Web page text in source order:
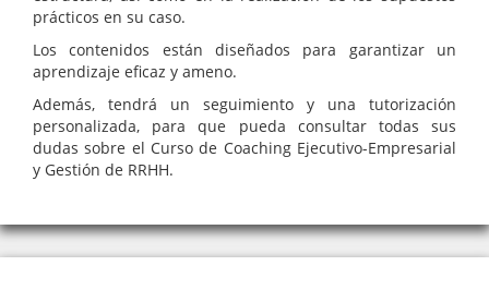
prácticos en su caso.
Los contenidos están diseñados para garantizar un
aprendizaje eficaz y ameno.
Además, tendrá un seguimiento y una tutorización
personalizada, para que pueda consultar todas sus
dudas sobre el Curso de Coaching Ejecutivo-Empresarial
y Gestión de RRHH.